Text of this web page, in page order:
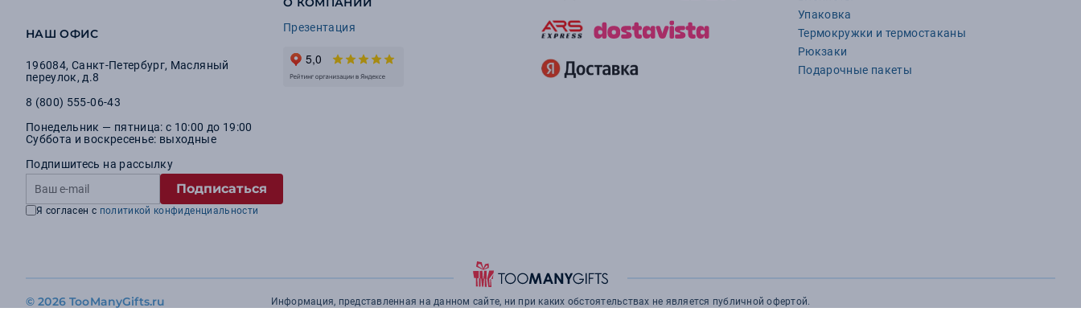
НАШ ОФИС
196084, Санкт-Петербург, Масляный
переулок, д.8
8 (800) 555-06-43
Понедельник — пятница: с 10:00 до 19:00
Суббота и воскресенье: выходные
Подпишитесь на рассылку
Подписаться
Я согласен с политикой конфиденциальности
Презентация
Упаковка
Термокружки и термостаканы
Рюкзаки
Подарочные пакеты
© 2026 TooManyGifts.ru Информация, представленная на данном сайте, ни при каких обстоятельствах не является публичной офертой.